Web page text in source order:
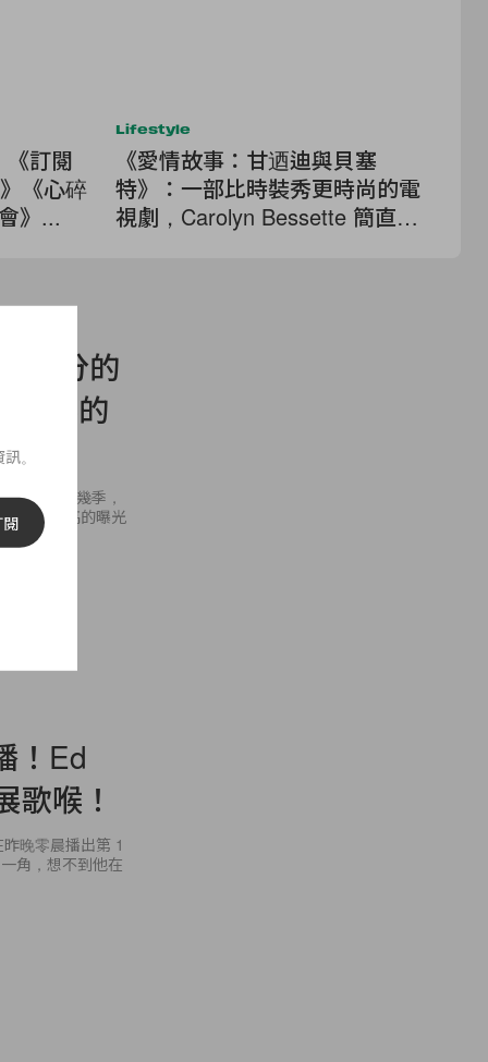
訂閱
《心碎
》...
Lifestyle
《愛情故事：甘迺迪與貝塞
特》：一部比時裝秀更時尚的電
視劇，Carolyn Bessette 簡直是
滿分的
尚界的
牌，最近幾季，
也有很高的曝光
！Ed
歌喉！
晚零晨播出第 1
角，想不到他在
。